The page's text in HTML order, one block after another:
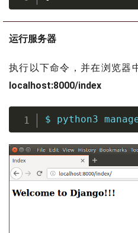
运行服务器
执行以下命令，并在浏览器
localhost:8000/index
$ python3